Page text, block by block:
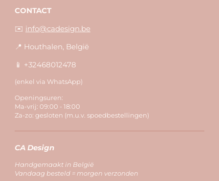
CONTACT
✉️ info@cadesign.be
📍 Houthalen, België
📱 +32468012478
(enkel via WhatsApp)
Openingsuren:
Ma-vrij: 09:00 - 18:00
Za-zo: gesloten (m.u.v. spoedbestellingen)
CA Design
Handgemaakt in België
Vandaag besteld = morgen verzonden